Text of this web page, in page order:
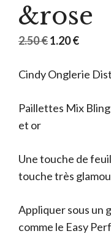
&rose
2.50€Le
initial
2.50 €.
1.20€Le
actuel
1.20 €.
Cindy Onglerie
Paillettes Mix
et or
Une touche de
touche très
Appliquer sous un
comme le Easy